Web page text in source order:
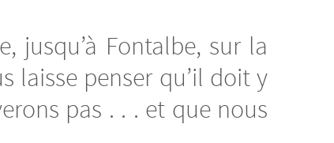
jusqu’à Fontalbe, sur la
laisse penser qu’il doit y
pas . . . et que nous